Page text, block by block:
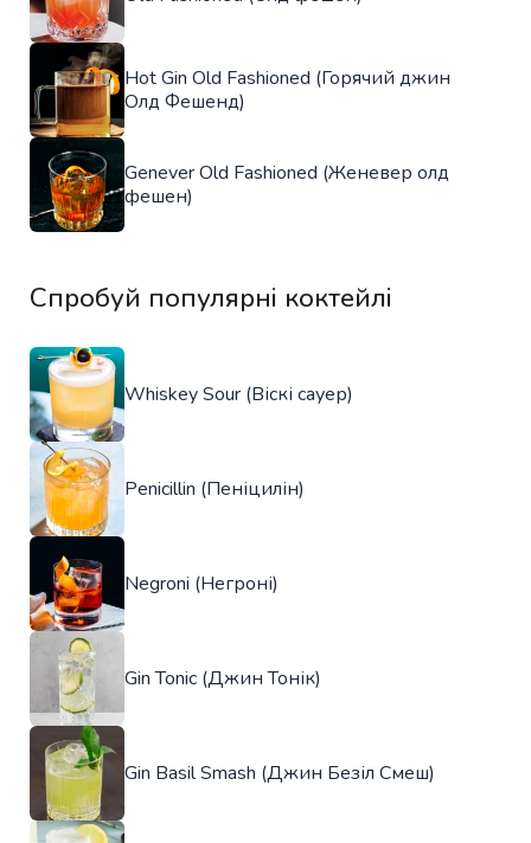
Hot Gin Old Fashioned (Горячий джин
Олд Фешенд)
Genever Old Fashioned (Женевер олд
фешен)
Спробуй популярні коктейлі
Whiskey Sour (Віскі сауер)
Penicillin (Пеніцилін)
Negroni (Негроні)
Gin Tonic (Джин Тонік)
Gin Basil Smash (Джин Безіл Смеш)